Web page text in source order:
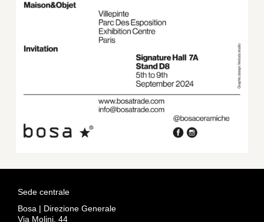
Sede centrale
Bosa | Direzione Generale
Via Molini, 44